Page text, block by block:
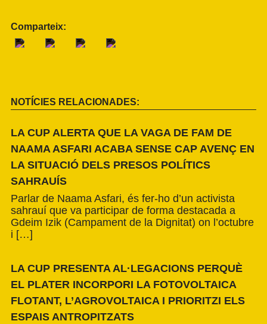
Comparteix:
NOTÍCIES RELACIONADES:
LA CUP ALERTA QUE LA VAGA DE FAM DE
NAAMA ASFARI ACABA SENSE CAP AVENÇ EN
LA SITUACIÓ DELS PRESOS POLÍTICS
SAHRAUÍS
Parlar de Naama Asfari, és fer-ho d’un activista
sahrauí que va participar de forma destacada a
Gdeim Izik (Campament de la Dignitat) on l’octubre
i […]
LA CUP PRESENTA AL·LEGACIONS PERQUÈ
EL PLATER INCORPORI LA FOTOVOLTAICA
FLOTANT, L’AGROVOLTAICA I PRIORITZI ELS
ESPAIS ANTROPITZATS